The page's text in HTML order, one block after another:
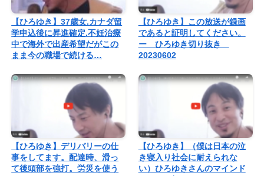
【ひろゆき】37歳女.カナダ留
学申込後に昇進確定.不妊治療
中で海外で出産希望だがこの
まま今の職場で続ける…
【ひろゆき】この放送が録画
であると証明してください。
ー ひろゆき切り抜き
20230602
【ひろゆき】デリバリーの仕
事をしてます。配達時、滑っ
て後頭部を強打。労災を使う
【ひろゆき】（僕は日本の泣
き寝入り社会に耐えられな
い）ひろゆきさんのマインド